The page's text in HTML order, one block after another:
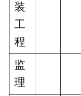
装
工
程
监
理